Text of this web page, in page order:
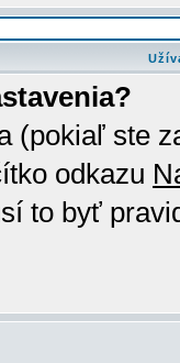
(pokiaľ ste
odkazu
to byť